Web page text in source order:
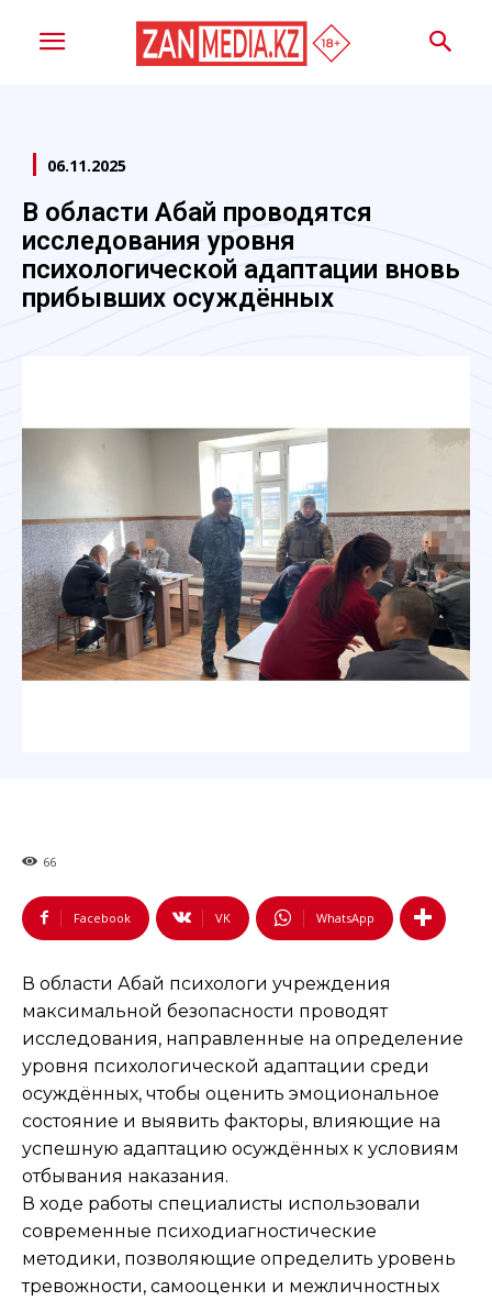
06.11.2025
В области Абай проводятся
исследования уровня
психологической адаптации вновь
прибывших осуждённых
66
Facebook VK WhatsApp
В области Абай психологи учреждения
максимальной безопасности проводят
исследования, направленные на определение
уровня психологической адаптации среди
осуждённых, чтобы оценить эмоциональное
состояние и выявить факторы, влияющие на
успешную адаптацию осуждённых к условиям
отбывания наказания.
В ходе работы специалисты использовали
современные психодиагностические
методики, позволяющие определить уровень
тревожности, самооценки и межличностных